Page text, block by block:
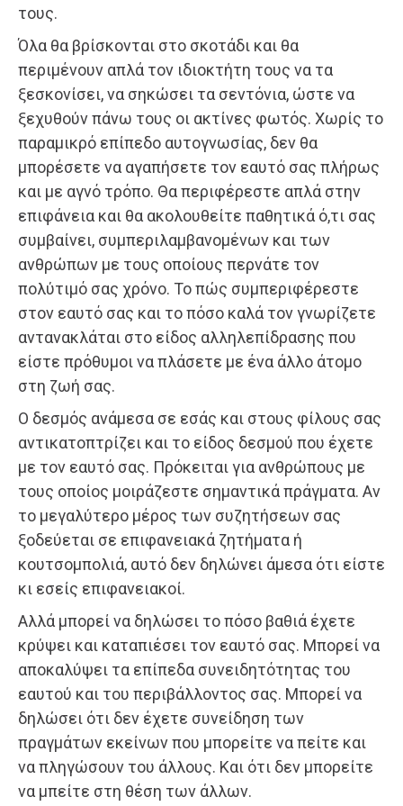
τους.
Όλα θα βρίσκονται στο σκοτάδι και θα
περιμένουν απλά τον ιδιοκτήτη τους να τα
ξεσκονίσει, να σηκώσει τα σεντόνια, ώστε να
ξεχυθούν πάνω τους οι ακτίνες φωτός. Χωρίς το
παραμικρό επίπεδο αυτογνωσίας, δεν θα
μπορέσετε να αγαπήσετε τον εαυτό σας πλήρως
και με αγνό τρόπο. Θα περιφέρεστε απλά στην
επιφάνεια και θα ακολουθείτε παθητικά ό,τι σας
συμβαίνει, συμπεριλαμβανομένων και των
ανθρώπων με τους οποίους περνάτε τον
πολύτιμό σας χρόνο. Το πώς συμπεριφέρεστε
στον εαυτό σας και το πόσο καλά τον γνωρίζετε
αντανακλάται στο είδος αλληλεπίδρασης που
είστε πρόθυμοι να πλάσετε με ένα άλλο άτομο
στη ζωή σας.
Ο δεσμός ανάμεσα σε εσάς και στους φίλους σας
αντικατοπτρίζει και το είδος δεσμού που έχετε
με τον εαυτό σας. Πρόκειται για ανθρώπους με
τους οποίος μοιράζεστε σημαντικά πράγματα. Αν
το μεγαλύτερο μέρος των συζητήσεων σας
ξοδεύεται σε επιφανειακά ζητήματα ή
κουτσομπολιά, αυτό δεν δηλώνει άμεσα ότι είστε
κι εσείς επιφανειακοί.
Αλλά μπορεί να δηλώσει το πόσο βαθιά έχετε
κρύψει και καταπιέσει τον εαυτό σας. Μπορεί να
αποκαλύψει τα επίπεδα συνειδητότητας του
εαυτού και του περιβάλλοντος σας. Μπορεί να
δηλώσει ότι δεν έχετε συνείδηση των
πραγμάτων εκείνων που μπορείτε να πείτε και
να πληγώσουν του άλλους. Και ότι δεν μπορείτε
να μπείτε στη θέση των άλλων.